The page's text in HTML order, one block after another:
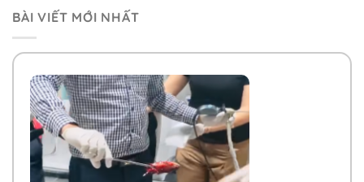
BÀI VIẾT MỚI NHẤT